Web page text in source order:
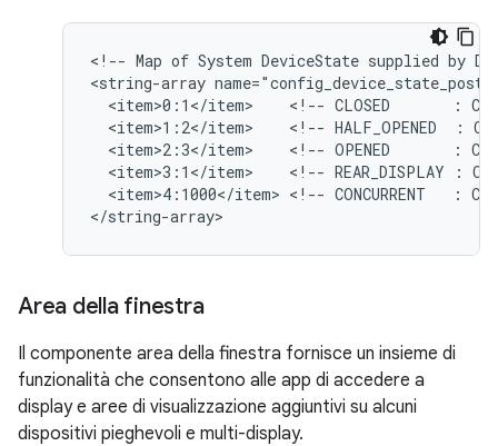
<!-- Map of System DeviceState supplied by
<string-array
<item>0:1</item>    <!-- CLOSED       :
<item>1:2</item>    <!-- HALF_OPENED  :
<item>2:3</item>    <!-- OPENED       :
<item>3:1</item>    <!-- REAR_DISPLAY :
<item>4:1000</item> <!-- CONCURRENT   :
Area della finestra
Il componente area della finestra fornisce un insieme di
funzionalità che consentono alle app di accedere a
display e aree di visualizzazione aggiuntivi su alcuni
dispositivi pieghevoli e multi-display.